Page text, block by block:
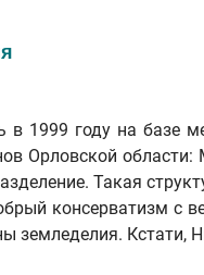
1999 году на базе
Орловской области:
Такая
консерватизм
земледелия. Кстати,